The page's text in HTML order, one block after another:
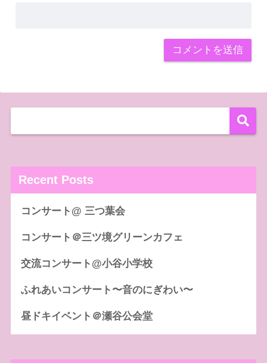
Recent Posts
コンサート@ 三つ葉会
コンサート＠三ツ境グリーンカフェ
交流コンサート@小谷小学校
ふれあいコンサート〜音のにぎわい〜
昼ドキイベント＠瀬谷公会堂